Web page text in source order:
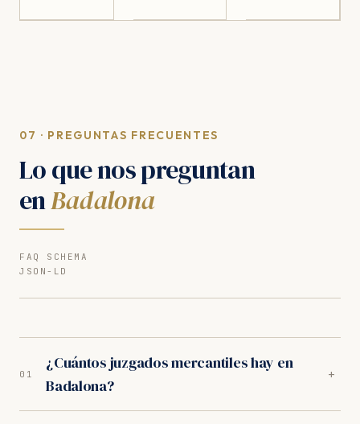
07 · PREGUNTAS FRECUENTES
Lo que nos preguntan
enBadalona
FAQ SCHEMA
JSON-LD
01
¿Cuántos juzgados mercantiles hay en
Badalona?
+